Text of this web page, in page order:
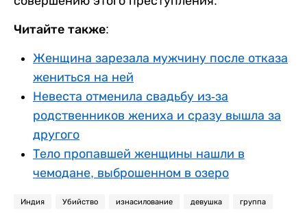
Читайте также:
Женщина зарезала мужчину после отказа
жениться на ней
Невеста отменила свадьбу из-за
родственников жениха и сразу вышла за
другого
Тело пропавшей женщины нашли в
чемодане, выброшенном в озеро
Индия Убийство изнасилование девушка группа